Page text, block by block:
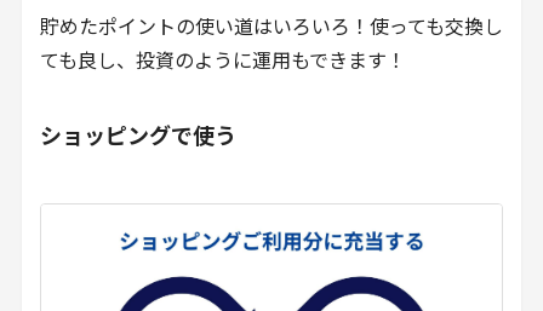
貯めたポイントの使い道はいろいろ！使っても交換し
ても良し、投資のように運用もできます！
ショッピングで使う